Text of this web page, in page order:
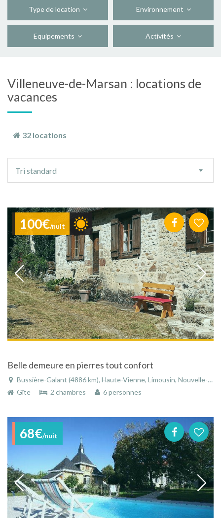
Type de location Environnement
Equipements Activités
Villeneuve-de-Marsan : locations de
vacances
32 locations
tri
Tri standard
100€/nuit
Belle demeure en pierres tout confort
Bussière-Galant (4886 km), Haute-Vienne, Limousin, Nouvelle-Aquitaine, France
Gîte
2 chambres 6 personnes
68€/nuit